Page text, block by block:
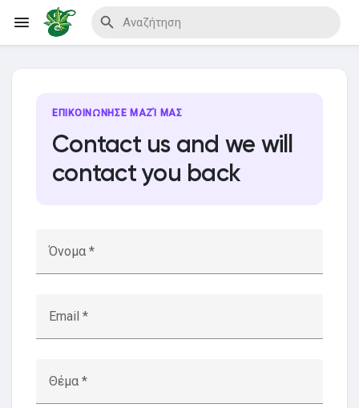
Ανακάλυψε Events
ΕΠΙΚΟΙΝΏΝΗΣΕ ΜΑΖΊ ΜΑΣ
Contact us and we will
contact you back
Όνομα *
Email *
Θέμα *